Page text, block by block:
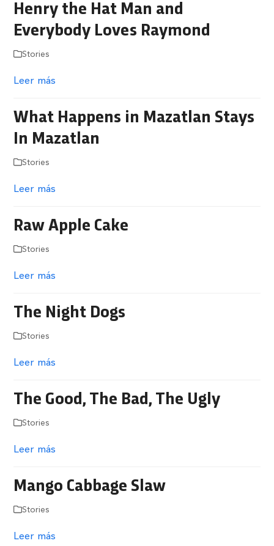
Henry the Hat Man and
Everybody Loves Raymond
Stories
Leer más
What Happens in Mazatlan Stays
In Mazatlan
Stories
Leer más
Raw Apple Cake
Stories
Leer más
The Night Dogs
Stories
Leer más
The Good, The Bad, The Ugly
Stories
Leer más
Mango Cabbage Slaw
Stories
Leer más